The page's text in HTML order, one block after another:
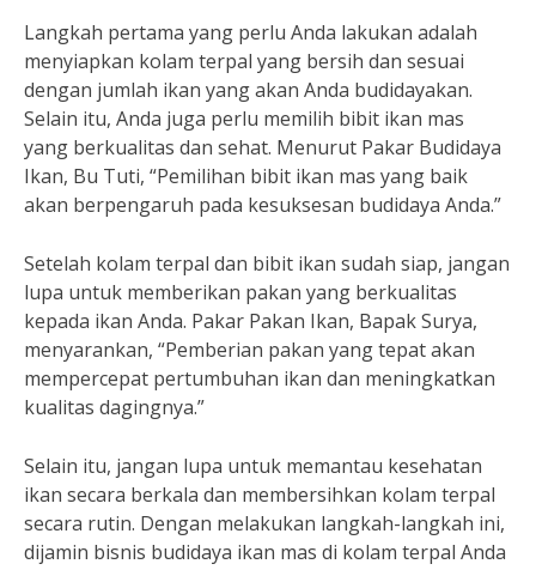
Langkah pertama yang perlu Anda lakukan adalah
menyiapkan kolam terpal yang bersih dan sesuai
dengan jumlah ikan yang akan Anda budidayakan.
Selain itu, Anda juga perlu memilih bibit ikan mas
yang berkualitas dan sehat. Menurut Pakar Budidaya
Ikan, Bu Tuti, “Pemilihan bibit ikan mas yang baik
akan berpengaruh pada kesuksesan budidaya Anda.”
Setelah kolam terpal dan bibit ikan sudah siap, jangan
lupa untuk memberikan pakan yang berkualitas
kepada ikan Anda. Pakar Pakan Ikan, Bapak Surya,
menyarankan, “Pemberian pakan yang tepat akan
mempercepat pertumbuhan ikan dan meningkatkan
kualitas dagingnya.”
Selain itu, jangan lupa untuk memantau kesehatan
ikan secara berkala dan membersihkan kolam terpal
secara rutin. Dengan melakukan langkah-langkah ini,
dijamin bisnis budidaya ikan mas di kolam terpal Anda